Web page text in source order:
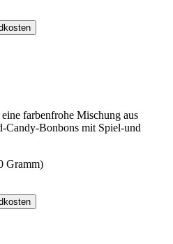
farbenfrohe Mischung aus
Candy-Bonbons mit Spiel-und
Gramm)